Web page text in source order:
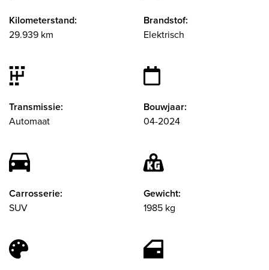
Kilometerstand:
29.939 km
Brandstof:
Elektrisch
Transmissie:
Automaat
Bouwjaar:
04-2024
Carrosserie:
SUV
Gewicht:
1985 kg